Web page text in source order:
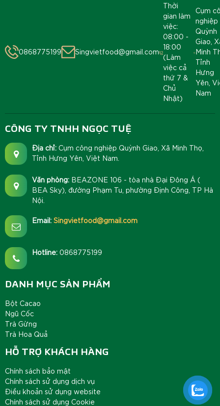
0868775199 Singvietfood@gmail.com
Thời
gian làm
việc:
08:00 -
18:00
(Làm
việc cả
thứ 7 &
Chủ
Nhật)
Cụm
nghiệp
Quỳnh
Giao,
Minh
Tỉnh
Hưng
Yên,
Nam
CÔNG TY TNHH NGỌC TUỆ
Địa chỉ: Cụm công nghiệp Quỳnh Giao, Xã Minh Thọ,
Tỉnh Hưng Yên, Việt Nam.
Văn phòng: BEAZONE 106 - tòa nhà Đại Đông Á (
BEA Sky), đường Phạm Tu, phường Định Công, TP Hà
Nội.
Email: Singvietfood@gmail.com
Hotline: 0868775199
DANH MỤC SẢN PHẨM
Bột Cacao
Ngũ Cốc
Trà Gừng
Trà Hoa Quả
HỖ TRỢ KHÁCH HÀNG
Chính sách bảo mật
Chính sách sử dụng dịch vụ
Điều khoản sử dụng website
Chính sách sử dụng Cookie